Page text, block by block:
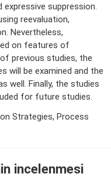
expressive suppression.
reevaluation,
Nevertheless,
on features of
previous studies, the
will be examined and the
well. Finally, the studies
for future studies.
Strategies, Process
incelenmesi